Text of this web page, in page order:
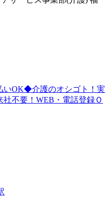
いOK◆介護のオシゴト！実
不要！WEB・電話登録Ｏ